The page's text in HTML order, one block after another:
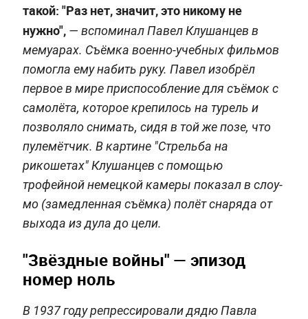
такой: "Раз нет, значит, это никому не
нужно", — вспоминал Павел Клушанцев в
мемуарах. Съёмка военно-учебных фильмов
помогла ему набить руку. Павел изобрёл
первое в мире приспособление для съёмок с
самолёта, которое крепилось на турель и
позволяло снимать, сидя в той же позе, что
пулемётчик. В картине "Стрельба на
рикошетах" Клушанцев с помощью
трофейной немецкой камеры показал в слоу-
мо (замедленная съёмка) полёт снаряда от
выхода из дула до цели.
"Звёздные войны" — эпизод
номер ноль
В 1937 году репрессировали дядю Павла